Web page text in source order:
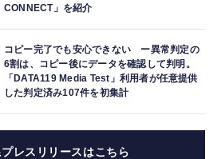
CONNECT」を紹介
コピー完了でも安心できない ー異常判定の
6割は、コピー後にデータを確認して判明。
「DATA119 Media Test」利用者が任意提供
した判定済み107件を初集計
レスリリースはこちら